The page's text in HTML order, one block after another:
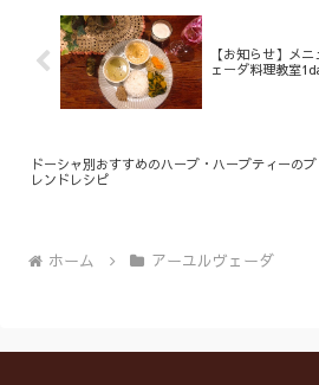
【お知らせ】メ
ェーダ料理教室
ドーシャ別おすすめのハーブ・ハーブティーのブ
レンドレシピ
ホーム アーユルヴェーダ